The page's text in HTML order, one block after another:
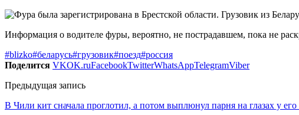
Информация о водителе фуры, вероятно, не пострадавшем, пока не
#blizko#беларусь#грузовик#поезд#россия
Поделится VKOK.ruFacebookTwitterWhatsAppTelegramViber
Предыдущая запись
В Чили кит сначала проглотил, а потом выплюнул парня на глазах у